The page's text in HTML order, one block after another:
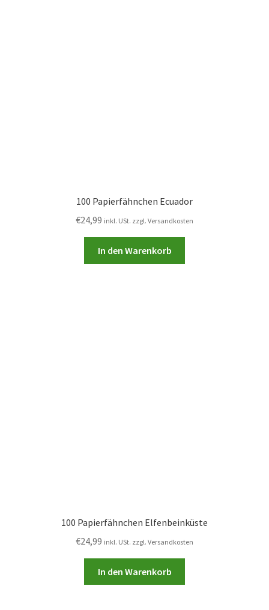
100 Papierfähnchen Ecuador
€24,99 inkl. USt. zzgl. Versandkosten
In den Warenkorb
100 Papierfähnchen Elfenbeinküste
€24,99 inkl. USt. zzgl. Versandkosten
In den Warenkorb